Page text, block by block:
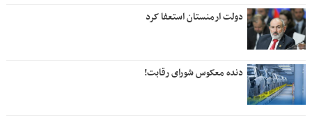
دولت ارمنستان استعفا کرد
دنده معکوس شورای رقابت!